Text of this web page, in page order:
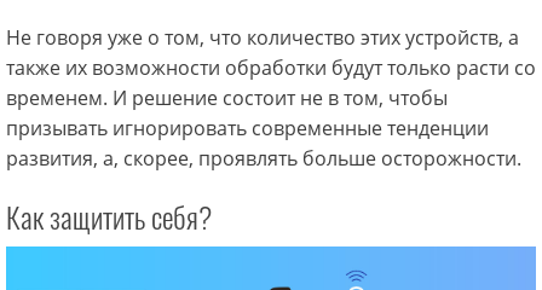
Не говоря уже о том, что количество этих устройств, а
также их возможности обработки будут только расти со
временем. И решение состоит не в том, чтобы
призывать игнорировать современные тенденции
развития, а, скорее, проявлять больше осторожности.
Как защитить себя?